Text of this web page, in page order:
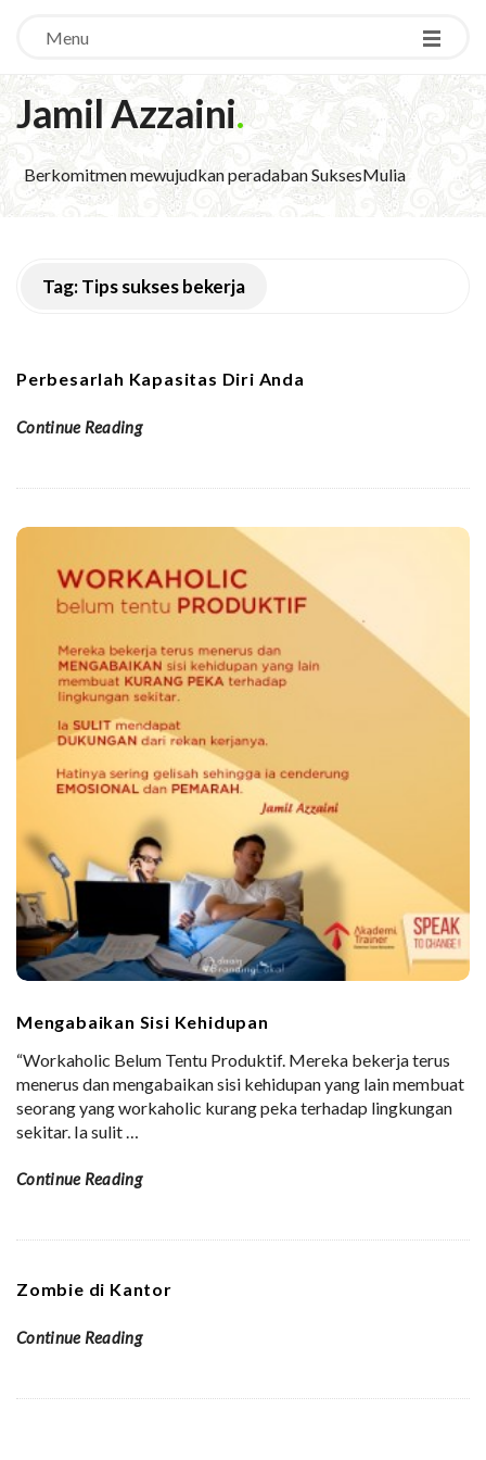
Menu
Jamil Azzaini.
Berkomitmen mewujudkan peradaban SuksesMulia
Tag:Tips sukses bekerja
Perbesarlah Kapasitas Diri Anda
Continue Reading
Mengabaikan Sisi Kehidupan
“Workaholic Belum Tentu Produktif. Mereka bekerja terus
menerus dan mengabaikan sisi kehidupan yang lain membuat
seorang yang workaholic kurang peka terhadap lingkungan
sekitar. Ia sulit…
Continue Reading
Zombie di Kantor
Continue Reading